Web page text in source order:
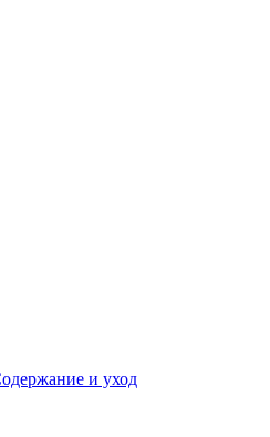
и уход